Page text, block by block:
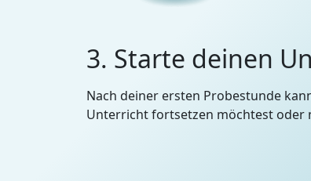
3. Starte deinen
Nach deiner ersten Probestunde
Unterricht fortsetzen möchtest oder